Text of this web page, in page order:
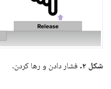
شکل ۲. فشار دادن و رها کردن.